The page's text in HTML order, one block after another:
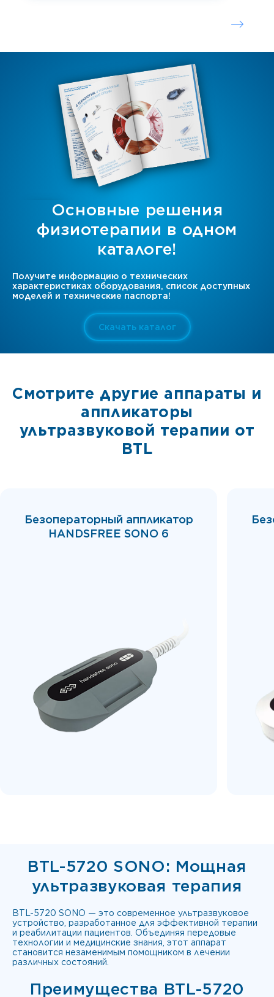
Основные решения
физиотерапии в одном
каталоге!
Получите информацию о технических
характеристиках оборудования, список доступных
моделей и технические паспорта!
Скачать каталог
Cмотрите другие аппараты и
аппликаторы
ультразвуковой терапии от
BTL
Безоператорный аппликатор
HANDSFREE SONO 6
BTL-5720 SONO: Мощная
ультразвуковая терапия
BTL-5720 SONO — это современное ультразвуковое
устройство, разработанное для эффективной терапии
и реабилитации пациентов. Объединяя передовые
технологии и медицинские знания, этот аппарат
становится незаменимым помощником в лечении
различных состояний.
Преимущества BTL-5720